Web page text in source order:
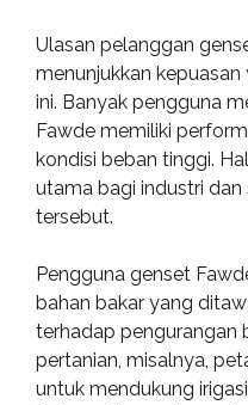
Ulasan pelanggan
menunjukkan
ini. Banyak pengguna
Fawde memiliki
kondisi beban tinggi.
utama bagi industri
tersebut.
Pengguna genset
bahan bakar yang
terhadap pengurangan
pertanian, misalnya,
untuk mendukung